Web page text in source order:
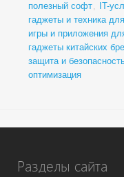
полезный софт, IT-
гаджеты и техника
игры и приложения
гаджеты китайских
защита и
оптимизация
Разделы сайта